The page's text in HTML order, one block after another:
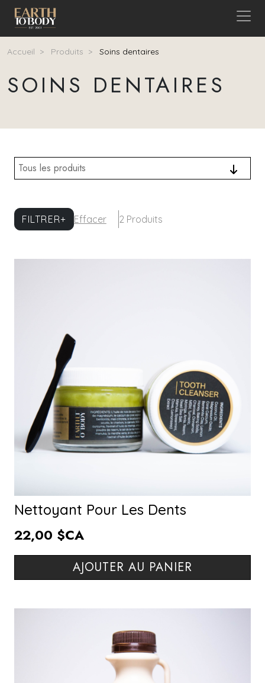
Aller au contenu principal
Fil d'Ariane
Accueil Produits Soins dentaires
SOINS DENTAIRES
Tous les produits
FILTRER+ Effacer 2 Produits
Nettoyant Pour Les Dents
22,00 $CA
AJOUTER AU PANIER